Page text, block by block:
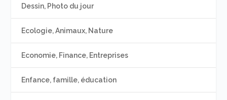
Dessin, Photo du jour
Ecologie, Animaux, Nature
Economie, Finance, Entreprises
Enfance, famille, éducation